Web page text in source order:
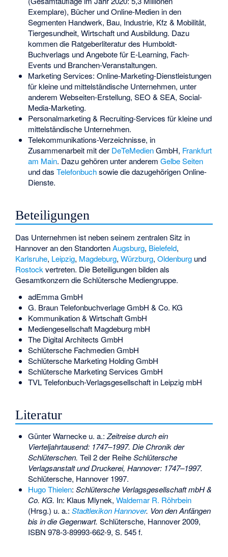
Exemplare), Bücher und Online-Medien in den
Segmenten Handwerk, Bau, Industrie, Kfz & Mobilität,
Tiergesundheit, Wirtschaft und Ausbildung. Dazu
kommen die Ratgeberliteratur des Humboldt-
Buchverlags und Angebote für E-Learning, Fach-
Events und Branchen-Veranstaltungen.
Marketing Services: Online-Marketing-Dienstleistungen
für kleine und mittelständische Unternehmen, unter
anderem Webseiten-Erstellung, SEO & SEA, Social-
Media-Marketing.
Personalmarketing & Recruiting-Services für kleine und
mittelständische Unternehmen.
Telekommunikations-Verzeichnisse, in
Zusammenarbeit mit der DeTeMedienGmbH, Frankfurt
am Main. Dazu gehören unter anderem Gelbe Seiten
und das Telefonbuchsowie die dazugehörigen Online-
Dienste.
Beteiligungen
Das Unternehmen ist neben seinem zentralen Sitz in
Hannover an den StandortenAugsburg, Bielefeld,
Karlsruhe, Leipzig, Magdeburg,Würzburg,Oldenburg und
Rostock vertreten. Die Beteiligungen bilden als
Gesamtkonzern die Schlütersche Mediengruppe.
adEmma GmbH
G. Braun Telefonbuchverlage GmbH & Co. KG
Kommunikation & Wirtschaft GmbH
Mediengesellschaft Magdeburg mbH
The Digital Architects GmbH
Schlütersche Fachmedien GmbH
Schlütersche Marketing Holding GmbH
Schlütersche Marketing Services GmbH
TVL Telefonbuch-Verlagsgesellschaft in Leipzig mbH
Literatur
Günter Warnecke u. a.:Zeitreise durch ein
Vierteljahrtausend: 1747–1997. Die Chronik der
Schlüterschen. Teil 2 der ReiheSchlütersche
Verlagsanstalt und Druckerei, Hannover: 1747–1997.
Schlütersche, Hannover 1997.
Hugo Thielen: Schlütersche Verlagsgesellschaft mbH &
Co. KG. In: Klaus Mlynek, Waldemar R. Röhrbein
(Hrsg.) u. a.: Stadtlexikon Hannover. Von den Anfängen
bis in die Gegenwart. Schlütersche, Hannover 2009,
ISBN 978-3-89993-662-9, S. 545 f.